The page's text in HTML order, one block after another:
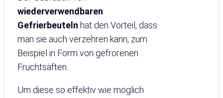
wiederverwendbaren
Gefrierbeuteln hat den Vorteil, dass
man sie auch verzehren kann, zum
Beispiel in Form von gefrorenen
Fruchtsäften.
Um diese so effektiv wie möglich